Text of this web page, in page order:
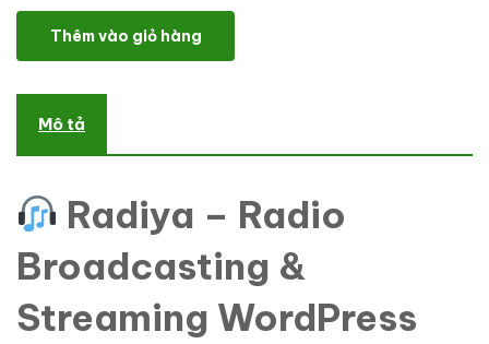
Radiya - Radio Broadcasting And Streaming WordPress theme
Thêm vào giỏ hàng
Mô tả
Radiya – Radio
Broadcasting &
Streaming WordPress